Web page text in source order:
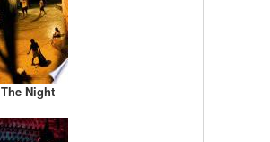
The Night